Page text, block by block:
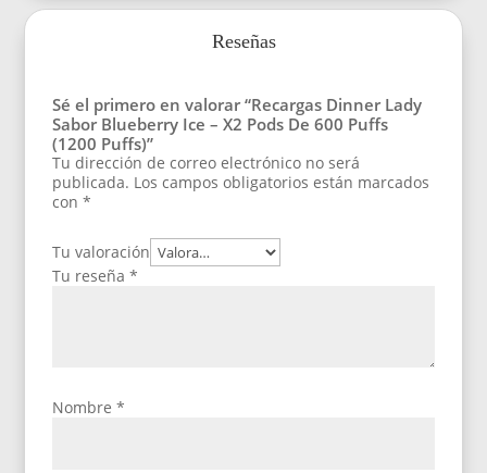
Reseñas
Sé el primero en valorar “Recargas Dinner Lady
Sabor Blueberry Ice – X2 Pods De 600 Puffs
(1200 Puffs)”
Tu dirección de correo electrónico no será
publicada. Los campos obligatorios están marcados
con*
Tu valoración
Tu reseña*
Nombre*